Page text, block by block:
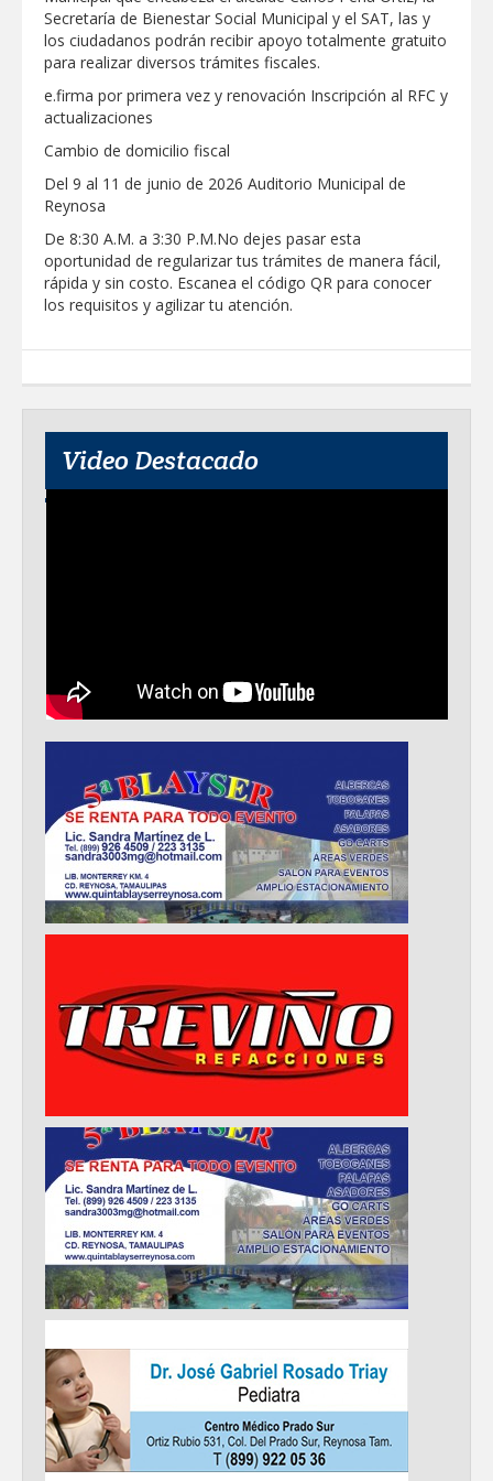
GOBIERNO MUNICIPAL LLEVARÁ
“PRESIDENCIA CERQUITA DE TI” A LAS
COLONIAS JARDÍN Y SAN RAFAEL
Atiende Gobierno de Reynosa reportes
ATIENDE COMAPA MÁS DE 1800
073 DURANTE JULIO
Llevó Carlos Peña Ortiz programa
Subsidio del Agua a Valle Soleado
ABRE INSCRIPCIONES PARA EL CICLO
AGOSTO-DICIEMBRE
Tamaulipas sigue impulsando una
agenda de infraestructura con sentido
humanista
DIRECCIÓN DE DESARROLLO RURAL
APOYA A GANADEROS DE NUEVO
LAREDO ANTE LA REAPERTURA DE LA
EXPORTACIÓN DE GANADO
Impulsa STPS ferias del empleo para
jóvenes en tres regiones de Tamaulipas
Secretaría de Bienestar Social Municipal y el SAT, las y
los ciudadanos podrán recibir apoyo totalmente gratuito
para realizar diversos trámites fiscales.
e.firma por primera vez y renovación Inscripción al RFC y
actualizaciones
Cambio de domicilio fiscal
Del 9 al 11 de junio de 2026 Auditorio Municipal de
Reynosa
De 8:30 A.M. a 3:30 P.M.No dejes pasar esta
oportunidad de regularizar tus trámites de manera fácil,
rápida y sin costo. Escanea el código QR para conocer
los requisitos y agilizar tu atención.
Video Destacado